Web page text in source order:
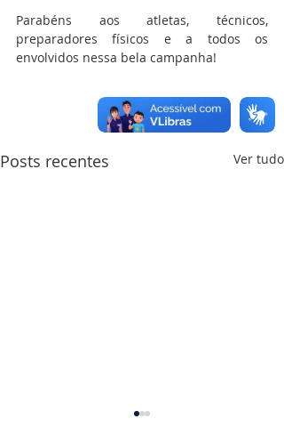
Parabéns aos atletas, técnicos,
preparadores físicos e a todos os
envolvidos nessa bela campanha!
Posts recentes Ver tudo